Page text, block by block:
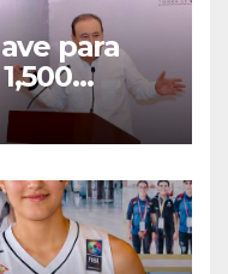
para
del
del